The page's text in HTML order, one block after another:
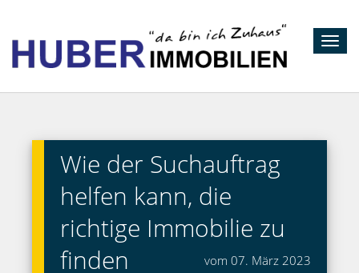
Wie der Suchauftrag
helfen kann, die
richtige Immobilie zu
finden
vom 07. März 2023